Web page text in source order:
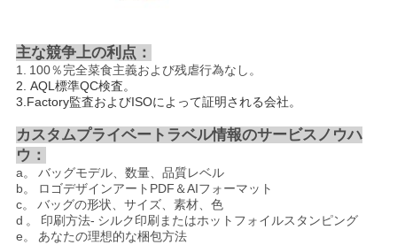
主な競争上の利点：
1. 100％完全菜食主義および残虐行為なし。
2. AQL標準QC検査。
3.Factory監査およびISOによって証明される会社。
カスタムプライベートラベル情報のサービスノウハ
ウ：
a。
バッグモデル、数量、品質レベル
b。
ロゴデザインアートPDF＆AIフォーマット
c。
バッグの形状、サイズ、素材、色
d 。 印刷方法- シルク印刷またはホットフォイルスタンピング
e。
あなたの理想的な梱包方法